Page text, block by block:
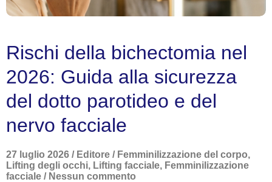
Rischi della bichectomia nel
2026: Guida alla sicurezza
del dotto parotideo e del
nervo facciale
27 luglio 2026 / Editore / Femminilizzazione del corpo,
Lifting degli occhi, Lifting facciale, Femminilizzazione
facciale / Nessun commento